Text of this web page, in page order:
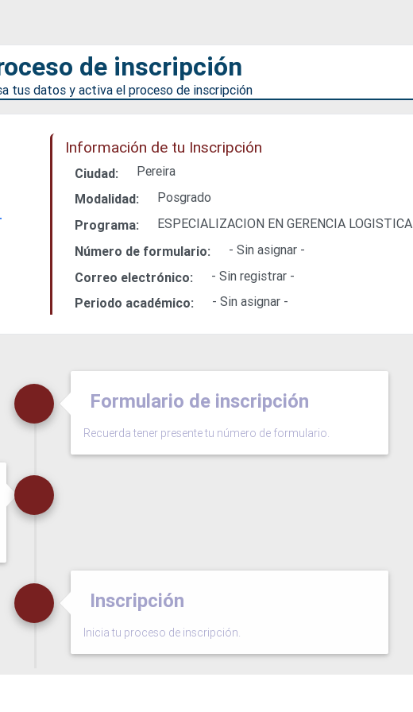
de inscripción
tus datos y activa el proceso de inscripción
Información de tu Inscripción
Ciudad:
Pereira
Modalidad:
Posgrado
Programa:
ESPECIALIZACION EN GERENCIA LOGISTICA
Número de formulario:
- Sin asignar -
Correo electrónico:
- Sin registrar -
Periodo académico:
- Sin asignar -
Formulario de inscripción
Recuerda tener presente tu número de formulario.
Inscripción
Inicia tu proceso de inscripción.